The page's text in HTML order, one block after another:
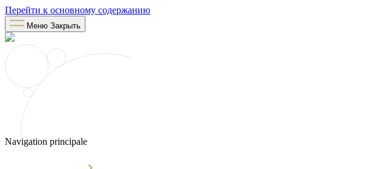
Перейти к основному содержанию
Меню Закрыть
Navigation principale